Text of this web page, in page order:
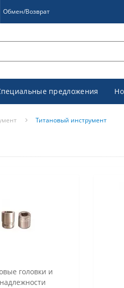
Обмен/Возврат
предложения
Титановый инструмент
головки и